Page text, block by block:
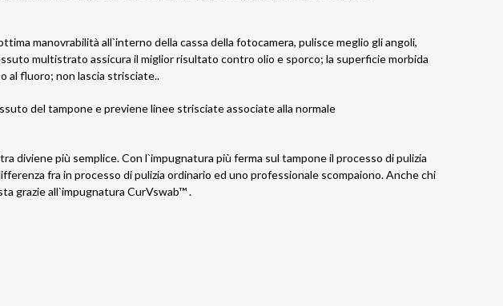
manovrabilità all`interno della cassa della fotocamera, pulisce meglio gli angoli,
multistrato assicura il miglior risultato contro olio e sporco; la superficie morbida
al fluoro; non lascia strisciate..
del tampone e previene linee strisciate associate alla normale
diviene più semplice. Con l`impugnatura più ferma sul tampone il processo di pulizia
fra in processo di pulizia ordinario ed uno professionale scompaiono. Anche chi
grazie all`impugnatura CurVswab™ .